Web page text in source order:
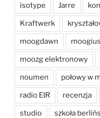
isotype Jarre
Kraftwerk
moogdawn
moozg elektronowy
noumen połowy w
radio EIR recenzja
studio szkoła